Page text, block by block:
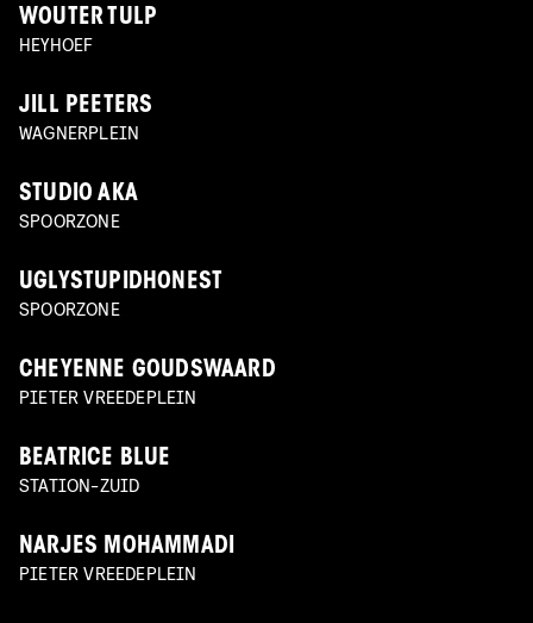
WOUTER TULP
HEYHOEF
JILL PEETERS
WAGNERPLEIN
STUDIO AKA
SPOORZONE
UGLYSTUPIDHONEST
SPOORZONE
CHEYENNE GOUDSWAARD
PIETER VREEDEPLEIN
BEATRICE BLUE
STATION-ZUID
NARJES MOHAMMADI
PIETER VREEDEPLEIN